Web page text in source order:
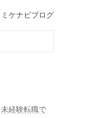
ミケナビブログ
経験転職で